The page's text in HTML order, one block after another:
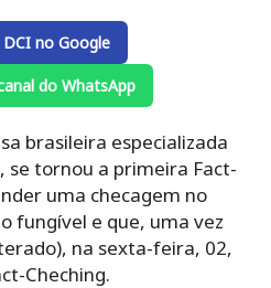
DCI no Google
do WhatsApp
brasileira especializada
se tornou a primeira Fact-
uma checagem no
fungível e que, uma vez
na sexta-feira, 02,
Cheching.